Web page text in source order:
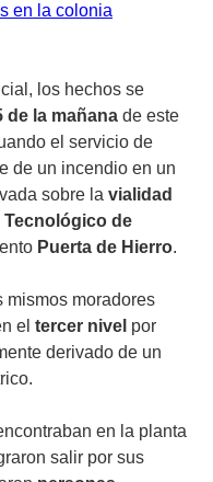
en la colonia
los hechos se
de la mañana de este
el servicio de
de un incendio en un
sobre la vialidad
Tecnológico de
Puerta de Hierro.
mismos moradores
el tercer nivel por
derivado de un
en la planta
salir por sus